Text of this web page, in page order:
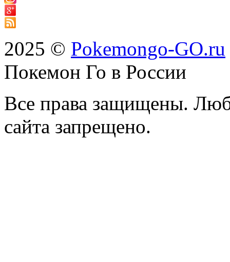
2025 © Pokemongo-GO.ru
Покемон Го в России
Все права защищены.
сайта запрещено.